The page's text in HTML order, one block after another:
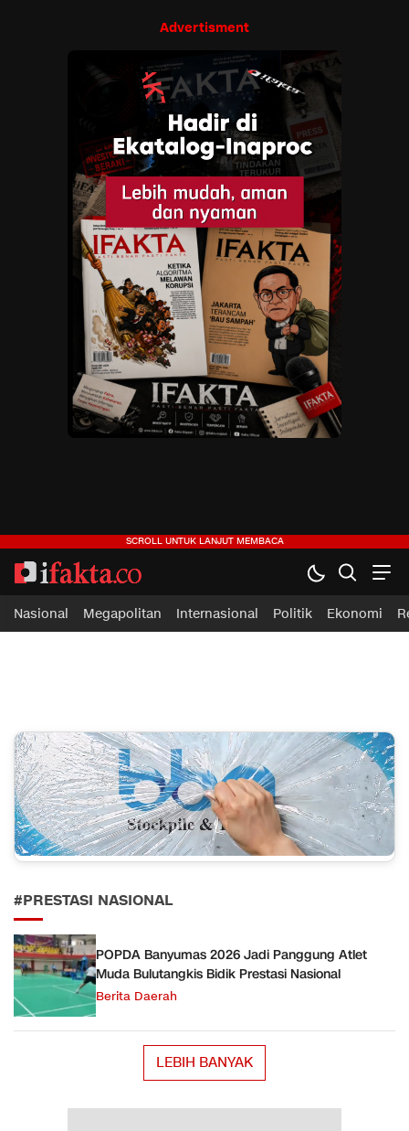
Advertisment
ifakta.co
#pastibenar
Nasional Megapolitan Internasional Politik Ekonomi
#PRESTASI NASIONAL
POPDA Banyumas 2026 Jadi Panggung Atlet
Muda Bulutangkis Bidik Prestasi Nasional
Berita Daerah
LEBIH BANYAK